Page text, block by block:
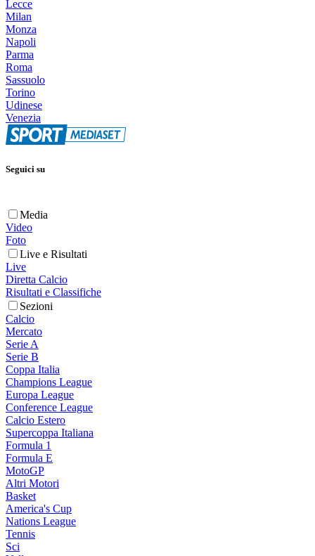
Lecce
Milan
Monza
Napoli
Parma
Roma
Sassuolo
Torino
Udinese
Venezia
Seguici su
Media
Video
Foto
Live e Risultati
Live
Diretta Calcio
Risultati e Classifiche
Sezioni
Calcio
Mercato
Serie A
Serie B
Coppa Italia
Champions League
Europa League
Conference League
Calcio Estero
Supercoppa Italiana
Formula 1
Formula E
MotoGP
Altri Motori
Basket
America's Cup
Nations League
Tennis
Sci